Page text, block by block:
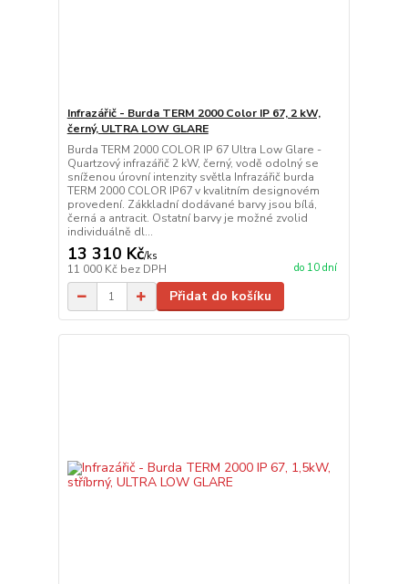
Infrazářič - Burda TERM 2000 Color IP 67, 2 kW,
černý, ULTRA LOW GLARE
Burda TERM 2000 COLOR IP 67 Ultra Low Glare -
Quartzový infrazářič 2 kW, černý, vodě odolný se
sníženou úrovní intenzity světla Infrazářič burda
TERM 2000 COLOR IP67 v kvalitním designovém
provedení. Zákkladní dodávané barvy jsou bílá,
černá a antracit. Ostatní barvy je možné zvolid
individuálně dl...
13 310 Kč/ks
11 000 Kč bez DPH do 10 dní
Přidat do košíku